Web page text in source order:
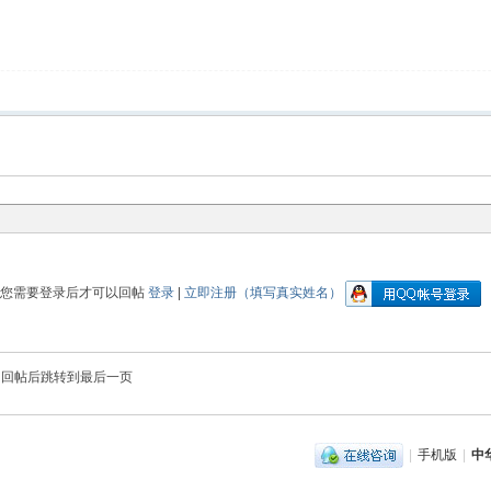
您需要登录后才可以回帖 登录 立即注册（填写真实姓名）
回帖后跳转到最后一页
| 手机版 | 中